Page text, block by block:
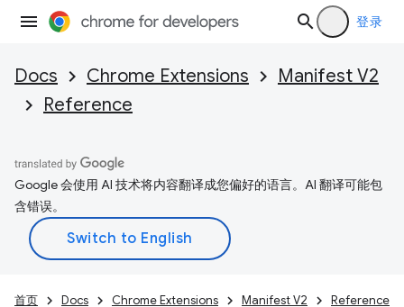
登录
Docs Chrome Extensions
Manifest V2
Reference
Google 会使用 AI 技术将内容翻译成您偏好的语言。AI 翻译可能包
含错误。
首页 Docs Chrome Extensions Manifest V2 Reference